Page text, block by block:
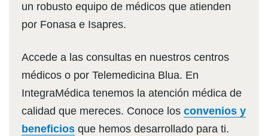
un robusto equipo de médicos que atienden
por Fonasa e Isapres.
Accede a las consultas en nuestros centros
médicos o por Telemedicina Blua. En
IntegraMédica tenemos la atención médica de
calidad que mereces. Conoce los convenios y
beneficiosque hemos desarrollado para ti.